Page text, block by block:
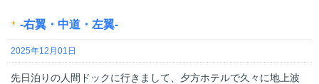
-右翼・中道・左翼-
2025年12月01日
先日泊りの人間ドックに行きまして、夕方ホテルで久々に地上波